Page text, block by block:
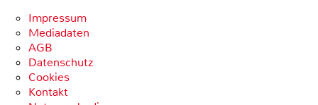
Impressum
Mediadaten
AGB
Datenschutz
Cookies
Kontakt